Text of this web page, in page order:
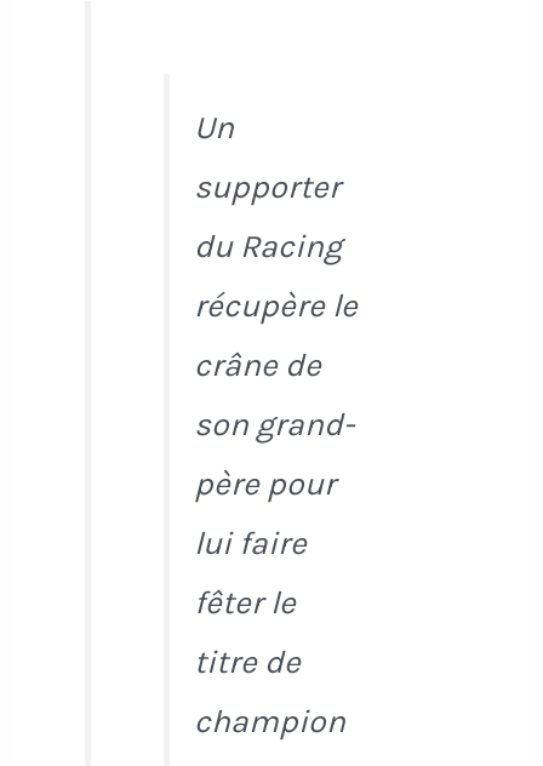
Un
supporter
du Racing
récupère le
crâne de
son grand-
père pour
lui faire
fêter le
titre de
champion